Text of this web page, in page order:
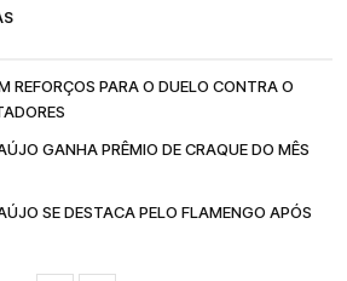
REFORÇOS PARA O DUELO CONTRA O
GANHA PRÊMIO DE CRAQUE DO MÊS
SE DESTACA PELO FLAMENGO APÓS